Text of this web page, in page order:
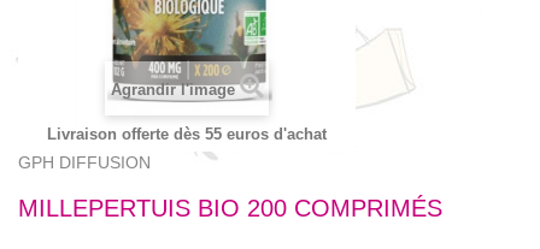
Agrandir l'image
Livraison offerte dès 55 euros d'achat
GPH DIFFUSION
MILLEPERTUIS BIO 200 COMPRIMÉS